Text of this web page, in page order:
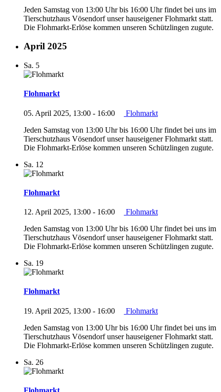
Jeden Samstag von 13:00 Uhr bis 16:00 Uhr findet bei uns im
Tierschutzhaus Vösendorf unser hauseigener Flohmarkt statt.
Die Flohmarkt-Erlöse kommen unseren Schützlingen zugute.
April 2025
Sa. 5
Flohmarkt
05. April 2025, 13:00 - 16:00
Flohmarkt
Jeden Samstag von 13:00 Uhr bis 16:00 Uhr findet bei uns im
Tierschutzhaus Vösendorf unser hauseigener Flohmarkt statt.
Die Flohmarkt-Erlöse kommen unseren Schützlingen zugute.
Sa. 12
Flohmarkt
12. April 2025, 13:00 - 16:00
Flohmarkt
Jeden Samstag von 13:00 Uhr bis 16:00 Uhr findet bei uns im
Tierschutzhaus Vösendorf unser hauseigener Flohmarkt statt.
Die Flohmarkt-Erlöse kommen unseren Schützlingen zugute.
Sa. 19
Flohmarkt
19. April 2025, 13:00 - 16:00
Flohmarkt
Jeden Samstag von 13:00 Uhr bis 16:00 Uhr findet bei uns im
Tierschutzhaus Vösendorf unser hauseigener Flohmarkt statt.
Die Flohmarkt-Erlöse kommen unseren Schützlingen zugute.
Sa. 26
Flohmarkt